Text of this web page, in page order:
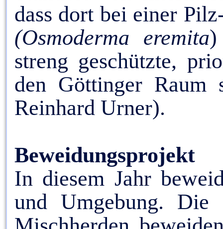
dass dort bei einer
(Osmoderma eremita)
streng geschützte,
den Göttinger Raum
Reinhard Urner).
Beweidungsprojekt
In diesem Jahr
und Umgebung. Die